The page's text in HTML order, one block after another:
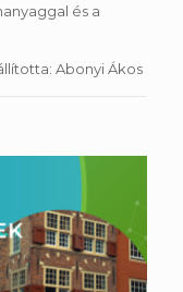
és a
Abonyi Ákos